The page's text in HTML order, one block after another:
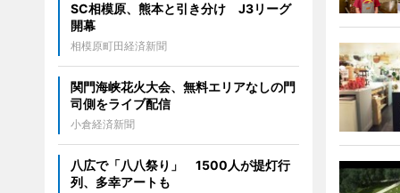
SC相模原、熊本と引き分け J3リーグ
開幕
相模原町田経済新聞
関門海峡花火大会、無料エリアなしの門
司側をライブ配信
小倉経済新聞
八広で「八八祭り」 1500人が提灯行
列、多幸アートも